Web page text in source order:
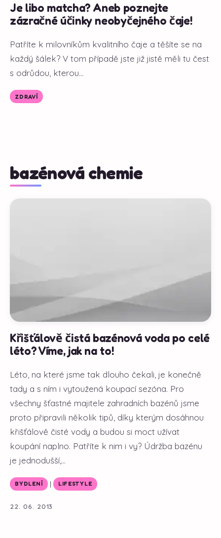
Je libo matcha? Aneb poznejte
zázračné účinky neobyčejného čaje!
Patříte k milovníkům kvalitního čaje a těšíte se na
každý šálek? V tom případě jste již jistě měli tu čest
s odrůdou, kterou...
ZDRAVÍ
bazénová chemie
Křišťálově čistá bazénová voda po celé
léto? Víme, jak na to!
Léto, na které jsme tak dlouho čekali, je konečně
tady a s ním i vytoužená koupací sezóna. Pro
všechny šťastné majitele zahradních bazénů jsme
proto připravili několik tipů, díky kterým dosáhnou
křišťálově čisté vody a budou si moct užívat
koupání naplno. Patříte k nim i vy? Údržba bazénu
je jednodušší,...
BYDLENÍ | LIFESTYLE
22. 06. 2013